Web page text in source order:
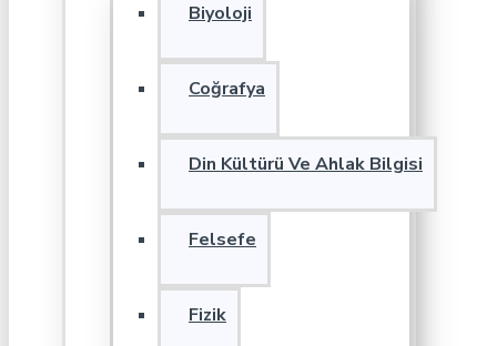
Biyoloji
Coğrafya
Din Kültürü Ve Ahlak Bilgisi
Felsefe
Fizik